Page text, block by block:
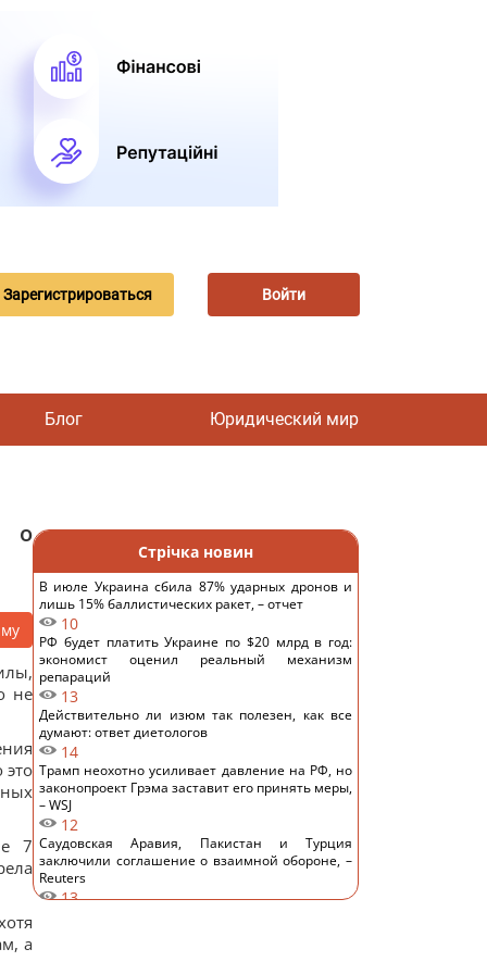
Зарегистрироваться Войти
Блог Юридический мир
о
не
7
а
Стрічка новин
В июле Украина сбила 87% ударных дронов и
лишь 15% баллистических ракет, – отчет
10
РФ будет платить Украине по $20 млрд в год:
экономист оценил реальный механизм
репараций
13
Действительно ли изюм так полезен, как все
думают: ответ диетологов
14
Трамп неохотно усиливает давление на РФ, но
законопроект Грэма заставит его принять меры,
– WSJ
12
Саудовская Аравия, Пакистан и Турция
заключили соглашение о взаимной обороне, –
Reuters
13